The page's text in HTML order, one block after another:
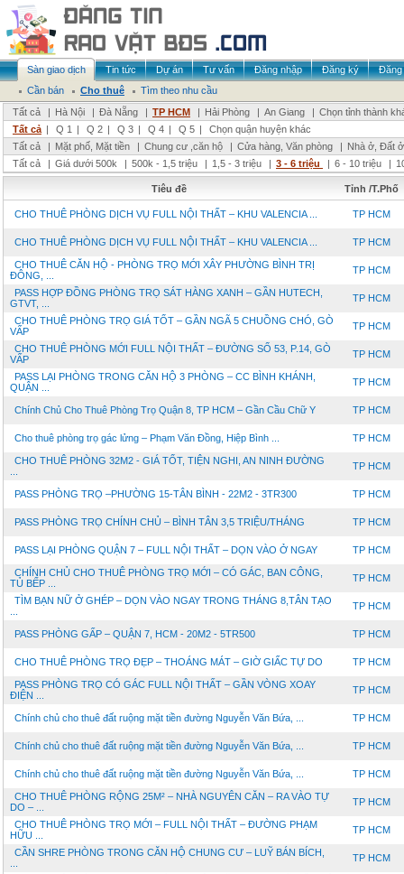
Sàn giao dịch Tin tức Dự án Tư vấn Đăng nhập Đăng ký
Đăng
Cần bán
Cho thuê
Tìm theo nhu cầu
Tất cả
| Hà Nội | Đà Nẵng | TP HCM | Hải Phòng | An Giang | Chọn tỉnh thành
Tất cả | Q 1 | Q 2 | Q 3 | Q 4 | Q 5 |
Chọn quận huyện khác
Tất cả
| Mặt phố, Mặt tiền | Chung cư ,căn hộ | Cửa hàng, Văn phòng | Nhà ở, Đất ở
Tất cả
| Giá dưới 500k | 500k - 1,5 triệu | 1,5 - 3 triệu | 3 - 6 triệu | 6 - 10 triệu |
Tiêu đề Tỉnh /T.Phố
CHO THUÊ PHÒNG DỊCH VỤ FULL NỘI THẤT – KHU VALENCIA ... TP HCM
CHO THUÊ PHÒNG DỊCH VỤ FULL NỘI THẤT – KHU VALENCIA ... TP HCM
CHO THUÊ CĂN HỘ - PHÒNG TRỌ MỚI XÂY PHƯỜNG BÌNH TRỊ
ĐÔNG, ...
TP HCM
PASS HỢP ĐỒNG PHÒNG TRỌ SÁT HÀNG XANH – GẦN HUTECH,
GTVT, ...
TP HCM
CHO THUÊ PHÒNG TRỌ GIÁ TỐT – GẦN NGÃ 5 CHUỒNG CHÓ, GÒ
VẤP
TP HCM
CHO THUÊ PHÒNG MỚI FULL NỘI THẤT – ĐƯỜNG SỐ 53, P.14, GÒ
VẤP
TP HCM
PASS LẠI PHÒNG TRONG CĂN HỘ 3 PHÒNG – CC BÌNH KHÁNH,
QUẬN ...
TP HCM
Chính Chủ Cho Thuê Phòng Trọ Quận 8, TP HCM – Gần Cầu Chữ Y TP HCM
Cho thuê phòng trọ gác lửng – Phạm Văn Đồng, Hiệp Bình ... TP HCM
CHO THUÊ PHÒNG 32M2 - GIÁ TỐT, TIỆN NGHI, AN NINH ĐƯỜNG
TP HCM
PASS PHÒNG TRỌ –PHƯỜNG 15-TÂN BÌNH - 22M2 - 3TR300 TP HCM
PASS PHÒNG TRỌ CHÍNH CHỦ – BÌNH TÂN 3,5 TRIỆU/THÁNG TP HCM
PASS LẠI PHÒNG QUẬN 7 – FULL NỘI THẤT – DỌN VÀO Ở NGAY TP HCM
CHÍNH CHỦ CHO THUÊ PHÒNG TRỌ MỚI – CÓ GÁC, BAN CÔNG,
TỦ BẾP ...
TP HCM
TÌM BẠN NỮ Ở GHÉP – DỌN VÀO NGAY TRONG THÁNG 8,TÂN TẠO
TP HCM
PASS PHÒNG GẤP – QUẬN 7, HCM - 20M2 - 5TR500 TP HCM
CHO THUÊ PHÒNG TRỌ ĐẸP – THOÁNG MÁT – GIỜ GIẤC TỰ DO TP HCM
PASS PHÒNG TRỌ CÓ GÁC FULL NỘI THẤT – GẦN VÒNG XOAY
ĐIỆN ...
TP HCM
Chính chủ cho thuê đất ruộng mặt tiền đường Nguyễn Văn Bứa, ... TP HCM
Chính chủ cho thuê đất ruộng mặt tiền đường Nguyễn Văn Bứa, ... TP HCM
Chính chủ cho thuê đất ruộng mặt tiền đường Nguyễn Văn Bứa, ... TP HCM
CHO THUÊ PHÒNG RỘNG 25M² – NHÀ NGUYÊN CĂN – RA VÀO TỰ
DO – ...
TP HCM
CHO THUÊ PHÒNG TRỌ MỚI – FULL NỘI THẤT – ĐƯỜNG PHẠM
HỮU ...
TP HCM
CẦN SHRE PHÒNG TRONG CĂN HỘ CHUNG CƯ – LUỸ BÁN BÍCH,
TP HCM